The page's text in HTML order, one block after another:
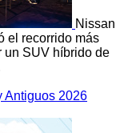
Nissan
el recorrido más
un SUV híbrido de
Antiguos 2026